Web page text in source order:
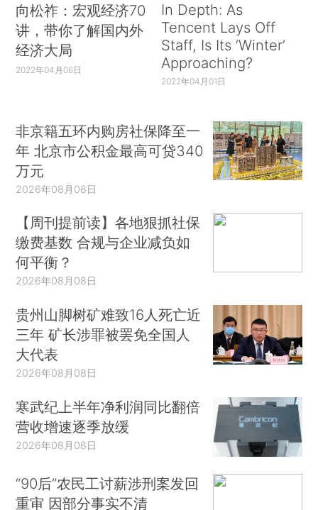
向松祚：宏观经济70
讲，带你了解国内外
经济大局
2022年04月06日
In Depth: As
Tencent Lays Off
Staff, Is Its ‘Winter’
Approaching?
2022年04月01日
非京籍五环内购房社保降至一
年 北京市公积金最高可贷340
万元
2026年08月08日
【周刊提前读】各地狠抓社保
缴费基数 合规与企业减负如
何平衡？
2026年08月08日
贵州山脚树矿难致16人死亡近
三年 矿长涉罪被罢免全国人
大代表
2026年08月08日
寒武纪上半年净利润同比翻倍
营收增速逐季放缓
2026年08月08日
“90后”农民工讨薪涉刑案发回
重审 因部分事实不清